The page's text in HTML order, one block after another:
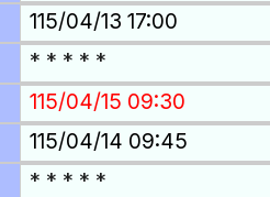
115/04/13 17:00
* * * * *
115/04/15 09:30
115/04/14 09:45
* * * * *